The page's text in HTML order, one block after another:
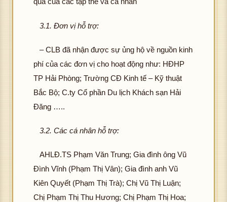
3.1. Đơn vị hỗ trợ:
– CLB đã nhận được sự ủng hộ về nguồn kinh
phí của các đơn vị cho hoạt động như: HĐHP
TP Hải Phòng; Trường CĐ Kinh tế – Kỹ thuật
Bắc Bộ; C.ty Cổ phần Du lịch Khách sạn Hải
Đăng …..
3.2. Các cá nhân hỗ trợ:
AHLĐ.TS Phạm Văn Trung; Gia đình ông Vũ
Đình Vĩnh (Phạm Thị Vân); Gia đình anh Vũ
Kiên Quyết (Phạm Thị Trà); Chị Vũ Thị Luận;
Chị Phạm Thị Thu Hương; Chị Phạm Thị Hoa;